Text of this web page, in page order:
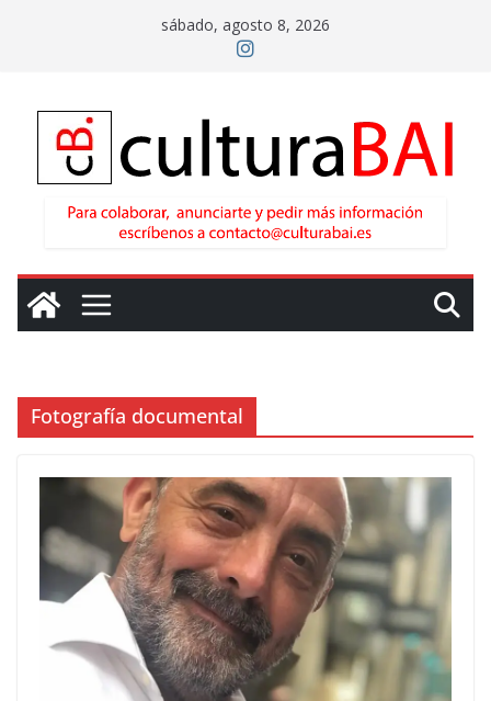
sábado, agosto 8, 2026
Fotografía documental